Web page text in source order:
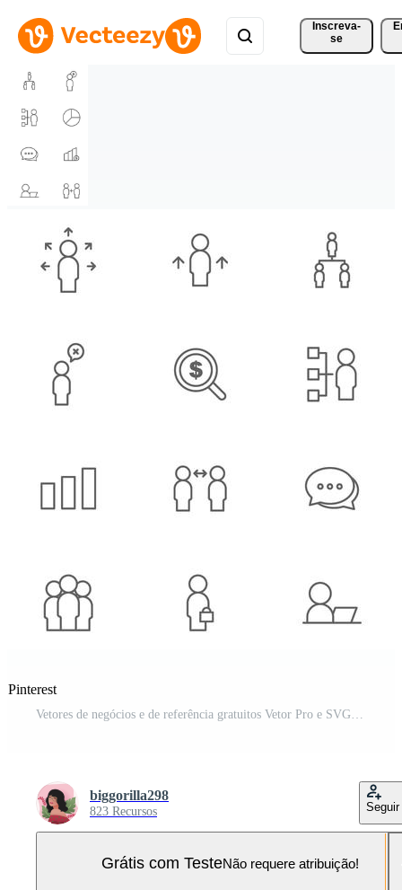
Inscreva-
se
Pinterest
biggorilla298
823 Recursos Seguir
Grátis com TesteNão requere atribuição!